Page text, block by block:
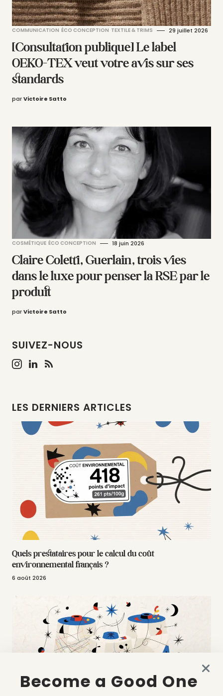
COMMUNICATION ÉCO CONCEPTION TEXTILE & TRIMS 29 juillet 2026
[Consultation publique] Le label
OEKO-TEX veut votre avis sur ses
standards
parVictoire Satto
COSMÉTIQUE ÉCO CONCEPTION 18 juin 2026
Claire Coletti, Guerlain, trois vies
dans le luxe pour penser la RSE par le
produit
parVictoire Satto
SUIVEZ-NOUS
LES DERNIERS ARTICLES
Quels prestataires pour le calcul du coût
environnemental français ?
6 août 2026
Become a Good One